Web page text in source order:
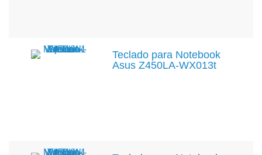
Teclado para Notebook
Asus Z450LA-WX013t